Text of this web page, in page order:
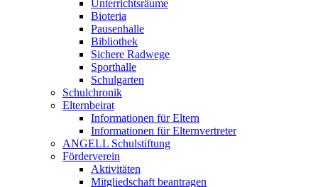
Unterrichtsräume
Bioteria
Pausenhalle
Bibliothek
Sichere Radwege
Sporthalle
Schulgarten
Schulchronik
Elternbeirat
Informationen für Eltern
Informationen für Elternvertreter
ANGELL Schulstiftung
Förderverein
Aktivitäten
Mitgliedschaft beantragen